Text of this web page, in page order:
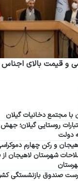
و قیمت بالای اجناس
با مجتمع دخانیات گیلان
اعتبارات روستایی گیلان؛
دولت
و رکن چهارم
شهرستان لاهیجان از
صندوق بازنشستگی